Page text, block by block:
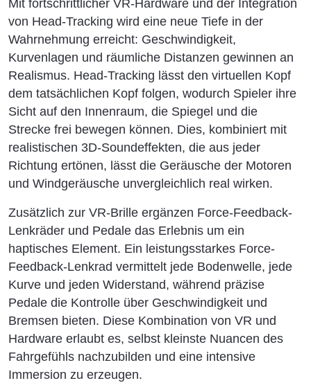
Mit fortschrittlicher VR-Hardware und der Integration
von Head-Tracking wird eine neue Tiefe in der
Wahrnehmung erreicht: Geschwindigkeit,
Kurvenlagen und räumliche Distanzen gewinnen an
Realismus. Head-Tracking lässt den virtuellen Kopf
dem tatsächlichen Kopf folgen, wodurch Spieler ihre
Sicht auf den Innenraum, die Spiegel und die
Strecke frei bewegen können. Dies, kombiniert mit
realistischen 3D-Soundeffekten, die aus jeder
Richtung ertönen, lässt die Geräusche der Motoren
und Windgeräusche unvergleichlich real wirken.
Zusätzlich zur VR-Brille ergänzen Force-Feedback-
Lenkräder und Pedale das Erlebnis um ein
haptisches Element. Ein leistungsstarkes Force-
Feedback-Lenkrad vermittelt jede Bodenwelle, jede
Kurve und jeden Widerstand, während präzise
Pedale die Kontrolle über Geschwindigkeit und
Bremsen bieten. Diese Kombination von VR und
Hardware erlaubt es, selbst kleinste Nuancen des
Fahrgefühls nachzubilden und eine intensive
Immersion zu erzeugen.